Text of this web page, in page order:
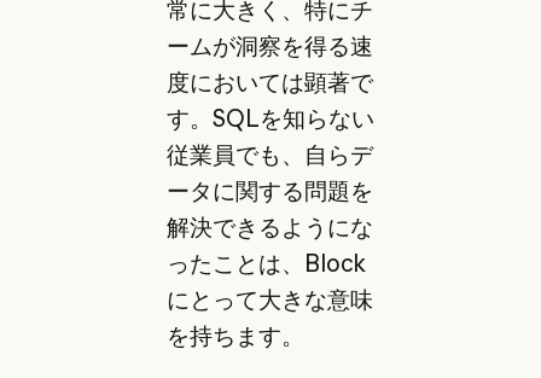
常に大きく、特にチ
ームが洞察を得る速
度においては顕著で
す。SQLを知らない
従業員でも、自らデ
ータに関する問題を
解決できるようにな
ったことは、Block
にとって大きな意味
を持ちます。